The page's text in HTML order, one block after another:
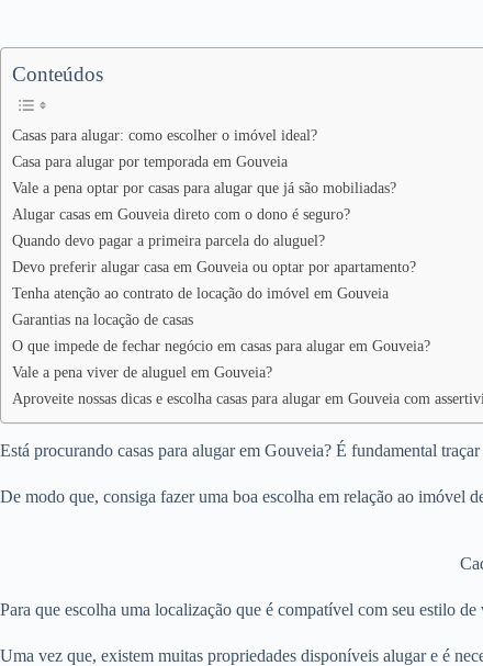
Conteúdos
Casas para alugar: como escolher o imóvel ideal?
Casa para alugar por temporada em Gouveia
Vale a pena optar por casas para alugar que já são mobiliadas?
Alugar casas em Gouveia direto com o dono é seguro?
Quando devo pagar a primeira parcela do aluguel?
Devo preferir alugar casa em Gouveia ou optar por apartamento?
Tenha atenção ao contrato de locação do imóvel em Gouveia
Garantias na locação de casas
O que impede de fechar negócio em casas para alugar em Gouveia?
Vale a pena viver de aluguel em Gouveia?
Aproveite nossas dicas e escolha casas para alugar em Gouveia com
Está procurando casas para alugar em Gouveia? É fundamental
De modo que, consiga fazer uma boa escolha em relação ao imóvel
Para que escolha uma localização que é compatível com seu estilo
Uma vez que, existem muitas propriedades disponíveis alugar e é